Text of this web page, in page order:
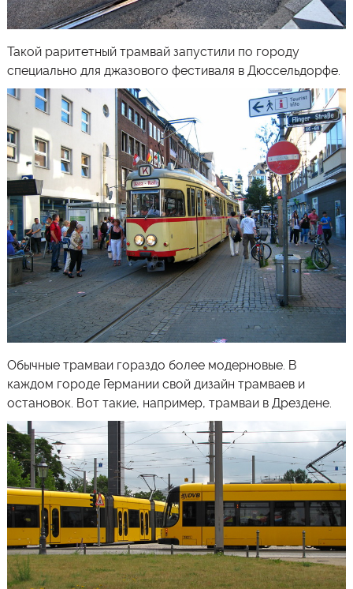
Такой раритетный трамвай запустили по городу
специально для джазового фестиваля в Дюссельдорфе.
Обычные трамваи гораздо более модерновые. В
каждом городе Германии свой дизайн трамваев и
остановок. Вот такие, например, трамваи в Дрездене.